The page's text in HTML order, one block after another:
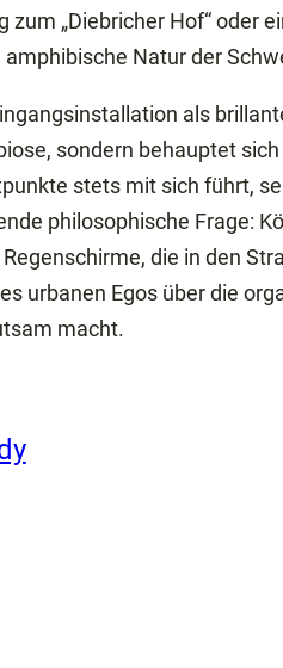
zum „Diebricher Hof“ oder
Natur der
als
sondern behauptet
stets mit sich führt,
philosophische Frage:
die in den
urbanen Egos über die
macht.